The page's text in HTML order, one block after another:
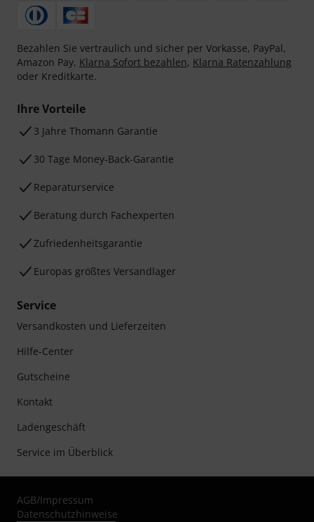
Bezahlen Sie vertraulich und sicher per Vorkasse, PayPal,
Amazon Pay, Klarna Sofort bezahlen, Klarna Ratenzahlung
oder Kreditkarte.
Ihre Vorteile
3 Jahre Thomann Garantie
30 Tage Money-Back-Garantie
Reparaturservice
Beratung durch Fachexperten
Zufriedenheitsgarantie
Europas größtes Versandlager
Service
Versandkosten und Lieferzeiten
Hilfe-Center
Gutscheine
Kontakt
Ladengeschäft
Service im Überblick
AGB/Impressum
Datenschutzhinweise